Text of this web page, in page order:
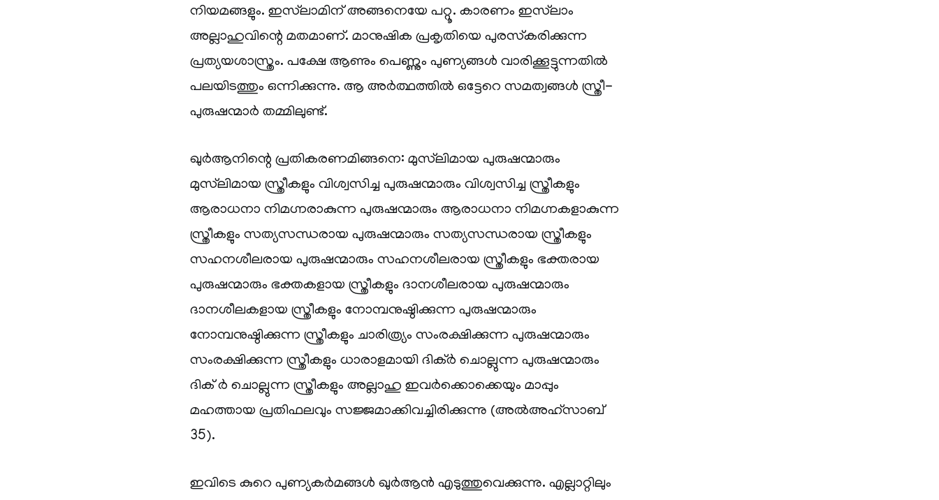
നിയമങ്ങളും. ഇസ്‌ലാമിന് അങ്ങനെയേ പറ്റൂ. കാരണം ഇസ്‌ലാം
അല്ലാഹുവിന്റെ മതമാണ്. മാനുഷിക പ്രകൃതിയെ പുരസ്‌കരിക്കുന്ന
പ്രത്യയശാസ്ത്രം. പക്ഷേ ആണും പെണ്ണും പുണ്യങ്ങൾ വാരിക്കൂട്ടുന്നതിൽ
പലയിടത്തും ഒന്നിക്കുന്നു. ആ അർത്ഥത്തിൽ ഒട്ടേറെ സമത്വങ്ങൾ സ്ത്രീ-
പുരുഷന്മാർ തമ്മിലുണ്ട്.
ഖുർആനിന്റെ പ്രതികരണമിങ്ങനെ: മുസ്‌ലിമായ പുരുഷന്മാരും
മുസ്‌ലിമായ സ്ത്രീകളും വിശ്വസിച്ച പുരുഷന്മാരും വിശ്വസിച്ച സ്ത്രീകളും
ആരാധനാ നിമഗ്നരാകുന്ന പുരുഷന്മാരും ആരാധനാ നിമഗ്നകളാകുന്ന
സ്ത്രീകളും സത്യസന്ധരായ പുരുഷന്മാരും സത്യസന്ധരായ സ്ത്രീകളും
സഹനശീലരായ പുരുഷന്മാരും സഹനശീലരായ സ്ത്രീകളും ഭക്തരായ
പുരുഷന്മാരും ഭക്തകളായ സ്ത്രീകളും ദാനശീലരായ പുരുഷന്മാരും
ദാനശീലകളായ സ്ത്രീകളും നോമ്പനുഷ്ഠിക്കുന്ന പുരുഷന്മാരും
നോമ്പനുഷ്ഠിക്കുന്ന സ്ത്രീകളും ചാരിത്ര്യം സംരക്ഷിക്കുന്ന പുരുഷന്മാരും
സംരക്ഷിക്കുന്ന സ്ത്രീകളും ധാരാളമായി ദിക്ർ ചൊല്ലുന്ന പുരുഷന്മാരും
ദിക് ർ ചൊല്ലുന്ന സ്ത്രീകളും അല്ലാഹു ഇവർക്കൊക്കെയും മാപ്പും
മഹത്തായ പ്രതിഫലവും സജ്ജമാക്കിവച്ചിരിക്കുന്നു (അൽഅഹ്‌സാബ്
35).
ഇവിടെ കുറെ പുണ്യകർമങ്ങൾ ഖുർആൻ എടുത്തുവെക്കുന്നു. എല്ലാറ്റിലും